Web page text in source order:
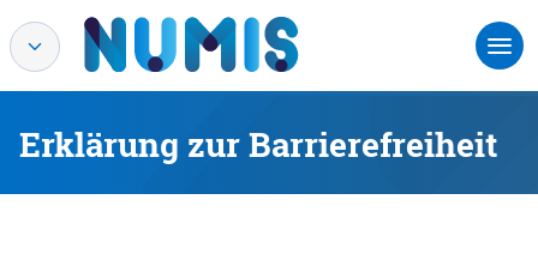
Erklärung zur Barrierefreiheit